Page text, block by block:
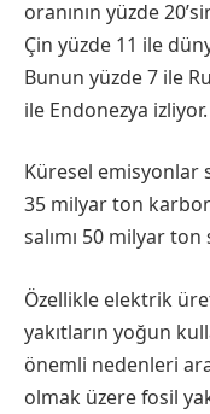
oranının yüzde
Çin yüzde 11 ile
Bunun yüzde 7 ile
ile Endonezya izliyor.
Küresel emisyonlar
35 milyar ton
salımı 50 milyar ton
Özellikle elektrik
yakıtların yoğun
önemli nedenleri
olmak üzere fosil